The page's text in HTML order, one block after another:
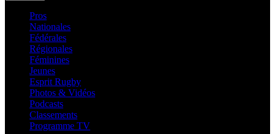
Pros
Nationales
Fédérales
Régionales
Féminines
Jeunes
Esprit Rugby
Photos & Vidéos
Podcasts
Classements
Programme TV